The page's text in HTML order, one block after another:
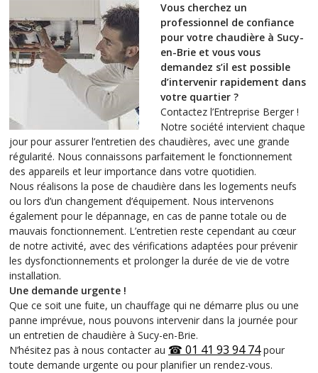
Vous cherchez un
professionnel de confiance
pour votre chaudière à Sucy-
en-Brie et vous vous
demandez s’il est possible
d’intervenir rapidement dans
votre quartier ?
Contactez l’Entreprise Berger !
Notre société intervient chaque
jour pour assurer l’entretien des chaudières, avec une grande
régularité. Nous connaissons parfaitement le fonctionnement
des appareils et leur importance dans votre quotidien.
Nous réalisons la pose de chaudière dans les logements neufs
ou lors d’un changement d’équipement. Nous intervenons
également pour le dépannage, en cas de panne totale ou de
mauvais fonctionnement. L’entretien reste cependant au cœur
de notre activité, avec des vérifications adaptées pour prévenir
les dysfonctionnements et prolonger la durée de vie de votre
installation.
Une demande urgente !
Que ce soit une fuite, un chauffage qui ne démarre plus ou une
panne imprévue, nous pouvons intervenir dans la journée pour
un entretien de chaudière à Sucy-en-Brie.
N’hésitez pas à nous contacter au ☎ 01 41 93 94 74pour
toute demande urgente ou pour planifier un rendez-vous.